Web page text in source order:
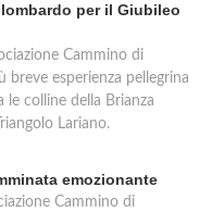
per il Giubileo
Cammino di
breve esperienza pellegrina
colline della Brianza
Lariano.
emozionante
Cammino di